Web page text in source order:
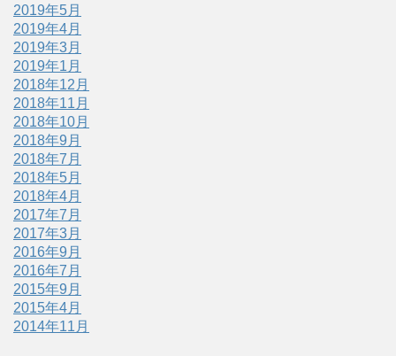
2019年5月
2019年4月
2019年3月
2019年1月
2018年12月
2018年11月
2018年10月
2018年9月
2018年7月
2018年5月
2018年4月
2017年7月
2017年3月
2016年9月
2016年7月
2015年9月
2015年4月
2014年11月